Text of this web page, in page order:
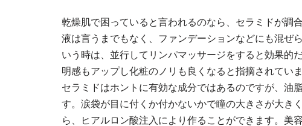
乾燥肌で困っていると言われるのなら、セラミドが調
液は言うまでもなく、ファンデーションなどにも混ぜ
いう時は、並行してリンパマッサージをすると効果的
明感もアップし化粧のノリも良くなると指摘されてい
セラミドはホントに有効な成分ではあるのですが、油
す。涙袋が目に付くか付かないかで瞳の大きさが大き
ら、ヒアルロン酸注入により作ることができます。美